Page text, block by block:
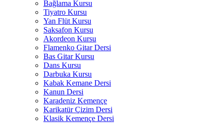
Bağlama Kursu
Tiyatro Kursu
Yan Flüt Kursu
Saksafon Kursu
Akordeon Kursu
Flamenko Gitar Dersi
Bas Gitar Kursu
Dans Kursu
Darbuka Kursu
Kabak Kemane Dersi
Kanun Dersi
Karadeniz Kemençe
Karikatür Çizim Dersi
Klasik Kemençe Dersi